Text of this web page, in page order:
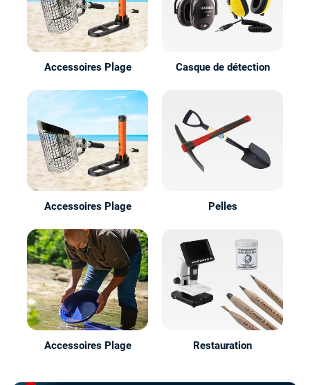
Accessoires Plage Casque de détection
Accessoires Plage Pelles
Accessoires Plage Restauration